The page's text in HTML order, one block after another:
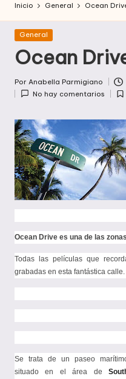
Inicio General Ocean
Publicada
General
Ocean
Publicado
por
Por Anabella Parmigiano
No hay comentarios
Ocean Drive es una de las
Todas las películas que
grabadas en esta fantástica calle.
Se trata de un paseo
situado en el área de